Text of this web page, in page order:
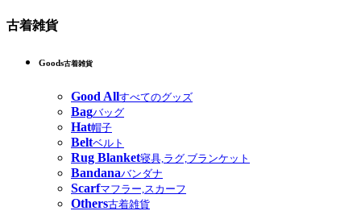
古着雑貨
Goods古着雑貨
Good Allすべてのグッズ
Bagバッグ
Hat帽子
Beltベルト
Rug Blanket寝具,ラグ,ブランケット
Bandanaバンダナ
Scarfマフラー,スカーフ
Others古着雑貨